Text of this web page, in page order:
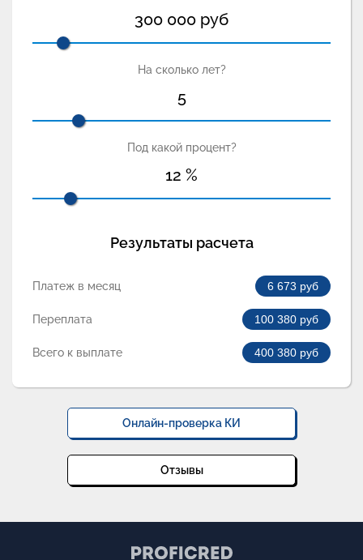
300 000 руб
На сколько лет?
5
Под какой процент?
12 %
Результаты расчета
Платеж в месяц 6 673 руб
Переплата 100 380 руб
Всего к выплате 400 380 руб
Онлайн-проверка КИ
Отзывы